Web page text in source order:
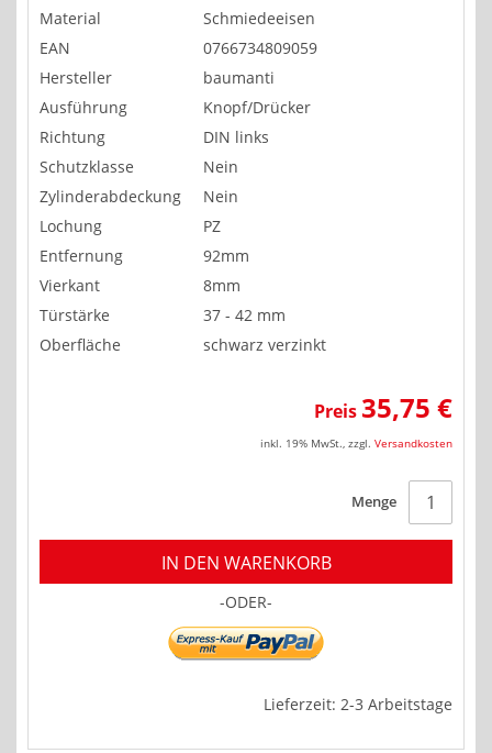
Material
Schmiedeeisen
EAN
0766734809059
Hersteller
baumanti
Ausführung
Knopf/Drücker
Richtung
DIN links
Schutzklasse
Nein
Zylinderabdeckung
Nein
Lochung
PZ
Entfernung
92mm
Vierkant
8mm
Türstärke
37 - 42 mm
Oberfläche
schwarz verzinkt
Preis 35,75 €
inkl. 19% MwSt., zzgl. Versandkosten
Menge
IN DEN WARENKORB
-ODER-
Lieferzeit: 2-3 Arbeitstage